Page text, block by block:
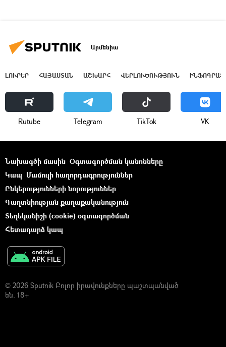
Արմենիա
ԼՈՒՐԵՐ ՀԱՅԱՍՏԱՆ ԱՇԽԱՐՀ ՎԵՐԼՈՒԾՈՒԹՅՈՒՆ
Rutube Telegram ТikТоk VK
Նախագծի մասին Օգտագործման կանոնները
Կապ Մամուլի հաղորդագրություններ
Ընկերությունների նորություններ
Գաղտնիության քաղաքականություն
Տեղեկանիշի (cookie) օգտագործման
Հետադարձ կապ
© 2026 Sputnik Բոլոր իրավունքները պաշտպանված
են. 18+